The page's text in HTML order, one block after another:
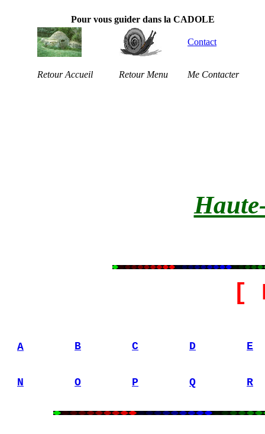
Pour vous guider dans la CADOLE
Contact
Retour Accueil Retour Menu Me Contacter
[
A B C D E
N O P Q R